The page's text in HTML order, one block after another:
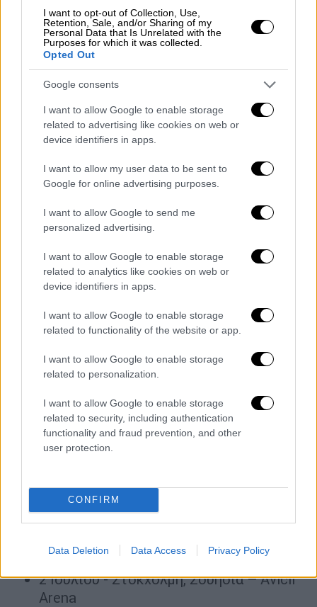
I want to opt-out of Collection, Use,
Retention, Sale, and/or Sharing of my
Personal Data that Is Unrelated with the
Purposes for which it was collected.
Opted Out
Google consents
I want to allow Google to enable storage
related to advertising like cookies on web or
device identifiers in apps.
I want to allow my user data to be sent to
Google for online advertising purposes.
I want to allow Google to send me
personalized advertising.
I want to allow Google to enable storage
related to analytics like cookies on web or
device identifiers in apps.
I want to allow Google to enable storage
related to functionality of the website or app.
I want to allow Google to enable storage
related to personalization.
I want to allow Google to enable storage
related to security, including authentication
functionality and fraud prevention, and other
user protection.
CONFIRM
Data Deletion Data Access Privacy Policy
video
Eurovision Song Contest Live Tour - Οι
Ημερομηνίες
Ιούνιος 2026
15 Ιουνίου - Λονδίνο, Ηνωμένο Βασίλειο
– O2 Arena
Barclays Arena
19 Ιουνίου - Μιλάνο, Ιταλία – Arena
20 Ιουνίου - Ζυρίχη, Ελβετία –
Hallenstadion
22 Ιουνίου - Αμβέρσα, Βέλγιο – AFAS
Dome
Lanxess Arena
25 Ιουνίου - Κοπεγχάγη, Δανία – Royal
Arena
29 Ιουνίου - Παρίσι, Γαλλία – Accor
Arena
Ιούλιος 2026
2 Ιουλίου - Στοκχόλμη, Σουηδία – Avicii
Arena